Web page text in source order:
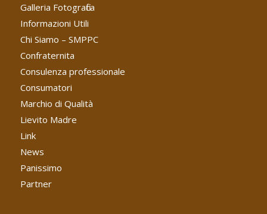
Galleria Fotografica
Informazioni Utili
Chi Siamo – SMPPC
Confraternita
Consulenza professionale
Consumatori
Marchio di Qualità
Lievito Madre
Link
News
Panissimo
Partner